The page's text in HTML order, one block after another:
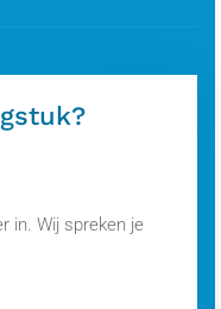
in. Wij spreken je